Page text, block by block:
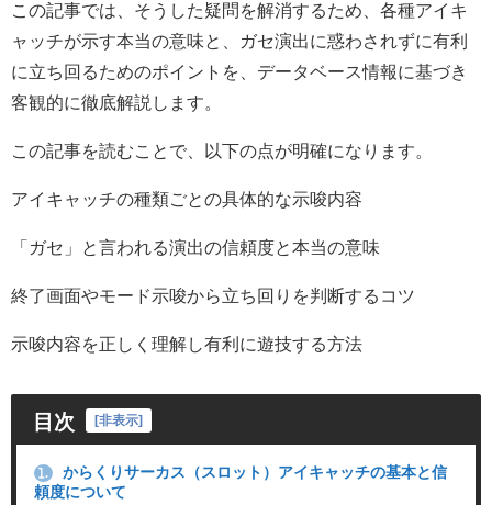
この記事では、そうした疑問を解消するため、各種アイキ
ャッチが示す本当の意味と、ガセ演出に惑わされずに有利
に立ち回るためのポイントを、データベース情報に基づき
客観的に徹底解説します。
この記事を読むことで、以下の点が明確になります。
アイキャッチの種類ごとの具体的な示唆内容
「ガセ」と言われる演出の信頼度と本当の意味
終了画面やモード示唆から立ち回りを判断するコツ
示唆内容を正しく理解し有利に遊技する方法
目次 非表示
1.
からくりサーカス（スロット）アイキャッチの基本と信
頼度について